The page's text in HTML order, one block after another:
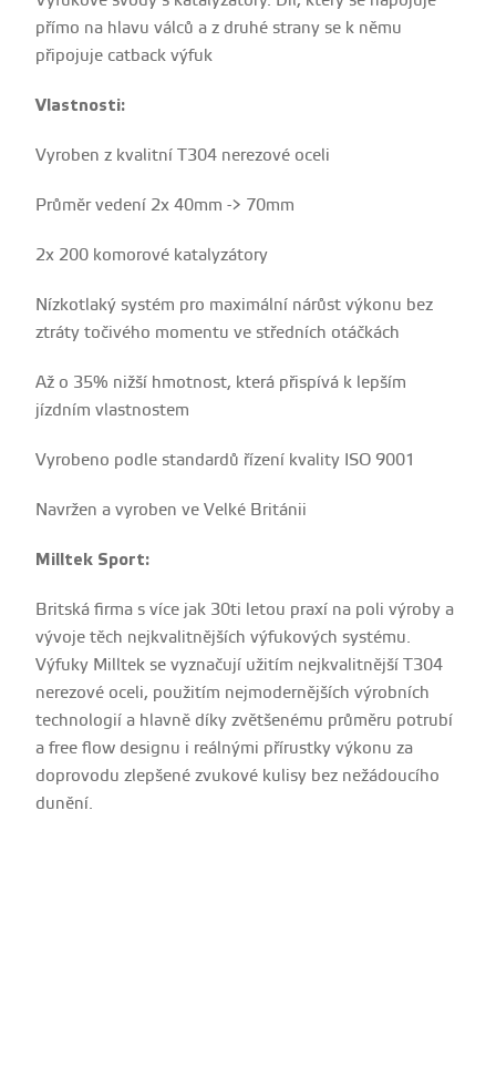
přímo na hlavu válců a z druhé strany se k němu
připojuje catback výfuk
Vlastnosti:
Vyroben z kvalitní T304 nerezové oceli
Průměr vedení 2x 40mm -> 70mm
2x 200 komorové katalyzátory
Nízkotlaký systém pro maximální nárůst výkonu bez
ztráty točivého momentu ve středních otáčkách
Až o 35% nižší hmotnost, která přispívá k lepším
jízdním vlastnostem
Vyrobeno podle standardů řízení kvality ISO 9001
Navržen a vyroben ve Velké Británii
Milltek Sport:
Britská firma s více jak 30ti letou praxí na poli výroby a
vývoje těch nejkvalitnějších výfukových systému.
Výfuky Milltek se vyznačují užitím nejkvalitnější T304
nerezové oceli, použitím nejmodernějších výrobních
technologií a hlavně díky zvětšenému průměru potrubí
a free flow designu i reálnými přírustky výkonu za
doprovodu zlepšené zvukové kulisy bez nežádoucího
dunění.